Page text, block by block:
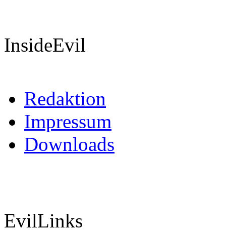
InsideEvil
Redaktion
Impressum
Downloads
EvilLinks